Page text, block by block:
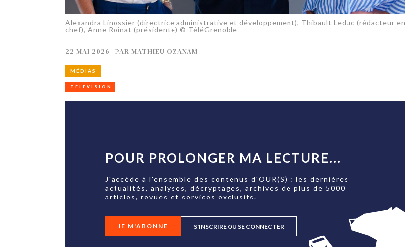
Alexandra Linossier (directrice administrative et développement), Thibault Leduc (rédacteur en
chef), Anne Roinat (présidente) © TéléGrenoble
22 MAI 2026- PARMATHIEU OZANAM
MÉDIAS
TÉLÉVISION
POUR PROLONGER MA LECTURE...
J'accède à l'ensemble des contenus d'OUR(S) : les dernières
actualités, analyses, décryptages, archives de plus de 5000
articles, revues et services exclusifs.
JE M'ABONNE S'INSCRIRE OU SE CONNECTER